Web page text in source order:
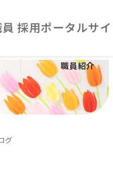
採⽤ポータルサ
職員紹介
グ